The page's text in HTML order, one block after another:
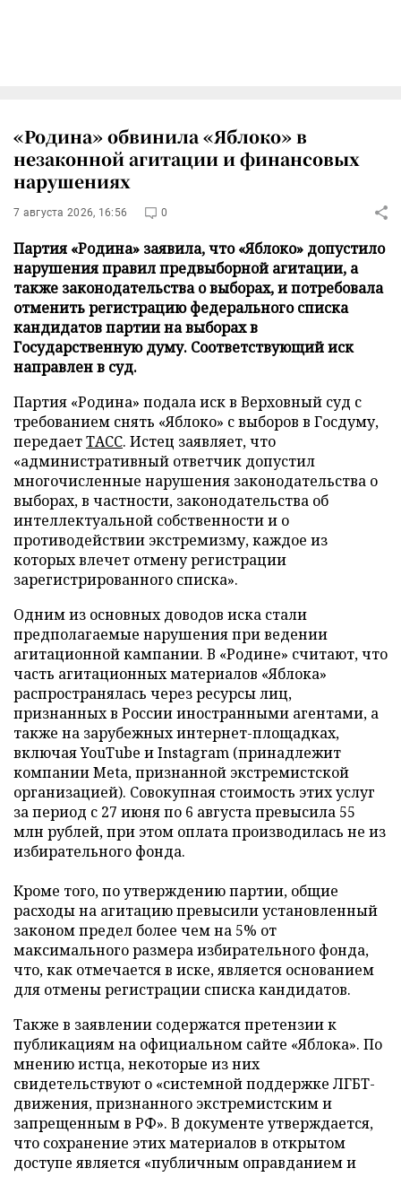
«Родина» обвинила «Яблоко» в
незаконной агитации и финансовых
нарушениях
7 августа 2026, 16:56 0
Партия «Родина» заявила, что «Яблоко» допустило
нарушения правил предвыборной агитации, а
также законодательства о выборах, и потребовала
отменить регистрацию федерального списка
кандидатов партии на выборах в
Государственную думу. Соответствующий иск
направлен в суд.
Партия «Родина» подала иск в Верховный суд с
требованием снять «Яблоко» с выборов в Госдуму,
передаетТАСС. Истец заявляет, что
«административный ответчик допустил
многочисленные нарушения законодательства о
выборах, в частности, законодательства об
интеллектуальной собственности и о
противодействии экстремизму, каждое из
которых влечет отмену регистрации
зарегистрированного списка».
Одним из основных доводов иска стали
предполагаемые нарушения при ведении
агитационной кампании. В «Родине» считают, что
часть агитационных материалов «Яблока»
распространялась через ресурсы лиц,
признанных в России иностранными агентами, а
также на зарубежных интернет-площадках,
включая YouTube и Instagram (принадлежит
компании Meta, признанной экстремистской
организацией). Совокупная стоимость этих услуг
за период с 27 июня по 6 августа превысила 55
млн рублей, при этом оплата производилась не из
избирательного фонда.
Кроме того, по утверждению партии, общие
расходы на агитацию превысили установленный
законом предел более чем на 5% от
максимального размера избирательного фонда,
что, как отмечается в иске, является основанием
для отмены регистрации списка кандидатов.
Также в заявлении содержатся претензии к
публикациям на официальном сайте «Яблока». По
мнению истца, некоторые из них
свидетельствуют о «системной поддержке ЛГБТ-
движения, признанного экстремистским и
запрещенным в РФ». В документе утверждается,
что сохранение этих материалов в открытом
доступе является «публичным оправданием и